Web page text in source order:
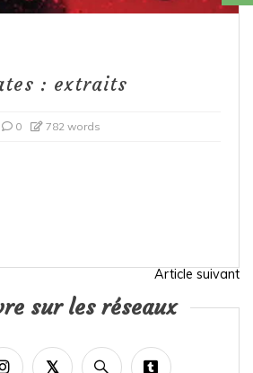
: extraits
0 782 words
Article suivant
sur les réseaux